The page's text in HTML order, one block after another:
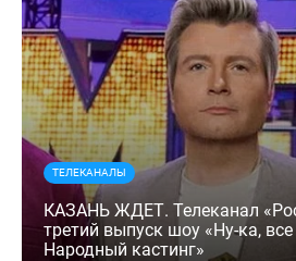
ТЕЛЕКАНАЛЫ
КАЗАНЬ ЖДЕТ. Телеканал
третий выпуск шоу «Ну-ка, все
Народный кастинг»